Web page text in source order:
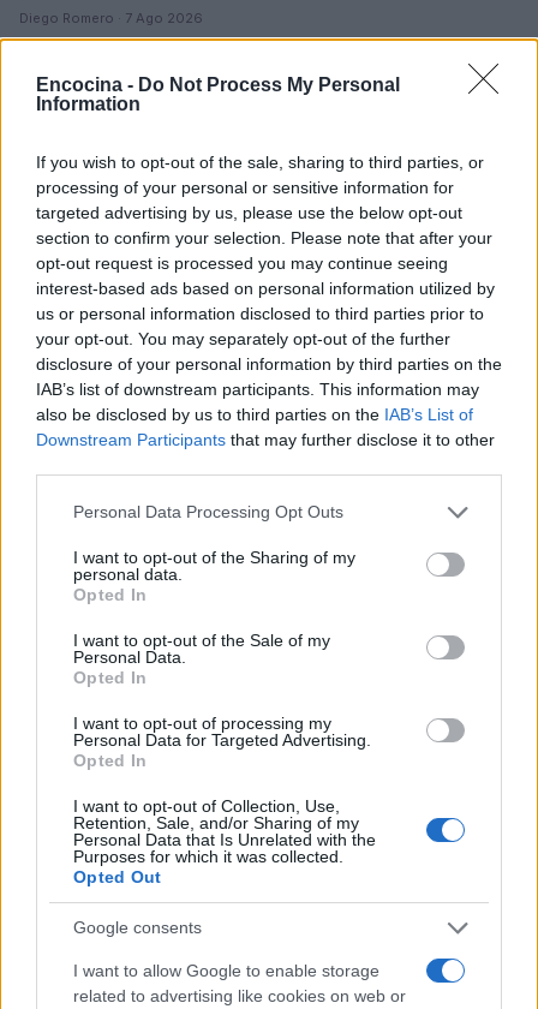
Encocina - Do Not Process My Personal
Information
If you wish to opt-out of the sale, sharing to third parties, or
processing of your personal or sensitive information for
targeted advertising by us, please use the below opt-out
section to confirm your selection. Please note that after your
opt-out request is processed you may continue seeing
interest-based ads based on personal information utilized by
us or personal information disclosed to third parties prior to
your opt-out. You may separately opt-out of the further
disclosure of your personal information by third parties on the
IAB’s list of downstream participants. This information may
also be disclosed by us to third parties on the IAB’s List of
Downstream Participants that may further disclose it to other
Please note that this website/app uses one or more Google
not limited to your visit or usage behaviour. You may click to
grant or deny consent to Google and its third-party tags to
use your data for below specified purposes in below Google
consent section.
Personal Data Processing Opt Outs
I want to opt-out of the Sharing of my
personal data.
Opted In
I want to opt-out of the Sale of my
Personal Data.
Opted In
I want to opt-out of processing my
Personal Data for Targeted Advertising.
Opted In
I want to opt-out of Collection, Use,
Retention, Sale, and/or Sharing of my
Personal Data that Is Unrelated with the
Purposes for which it was collected.
Opted Out
Google consents
I want to allow Google to enable storage
related to advertising like cookies on web or
Diego Romero · 7 Ago 2026
Cómo crear y mantener un starter para pizzas y
pastas perfectas
PASTAS Y PIZZAS
Receta fácil de pasta fría al pesto con pomodorini
para el verano
MÁS LEÍDOS